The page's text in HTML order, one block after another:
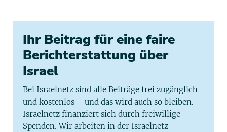
Ihr Beitrag für eine faire
Berichterstattung über
Israel
Bei Israelnetz sind alle Beiträge frei zugänglich
und kostenlos – und das wird auch so bleiben.
Israelnetz finanziert sich durch freiwillige
Spenden. Wir arbeiten in der Israelnetz-